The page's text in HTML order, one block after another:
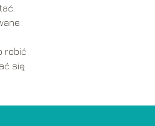
robić
się